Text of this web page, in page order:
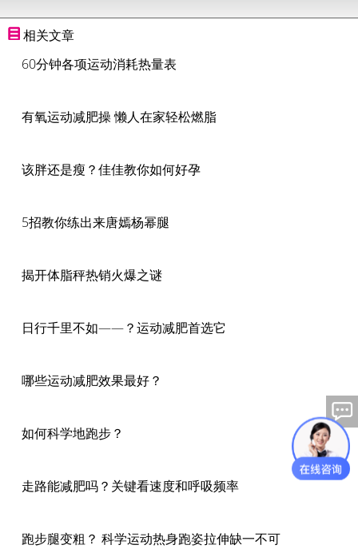
相关文章
60分钟各项运动消耗热量表
有氧运动减肥操 懒人在家轻松燃脂
该胖还是瘦？佳佳教你如何好孕
5招教你练出来唐嫣杨幂腿
揭开体脂秤热销火爆之谜
日行千里不如——？运动减肥首选它
哪些运动减肥效果最好？
如何科学地跑步？
走路能减肥吗？关键看速度和呼吸频率
跑步腿变粗？ 科学运动热身跑姿拉伸缺一不可